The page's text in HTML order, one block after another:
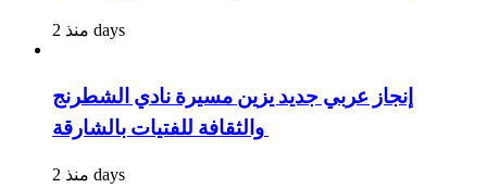
منذ 2 days
إنجاز عربي جديد يزين مسيرة نادي الشطرنج
منذ 2 days